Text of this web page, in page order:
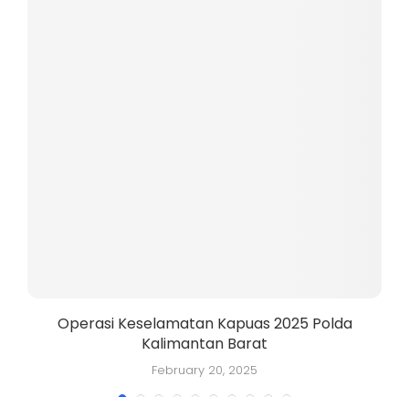
Operasi Keselamatan Kapuas 2025 Polda
Kalimantan Barat
February 20, 2025